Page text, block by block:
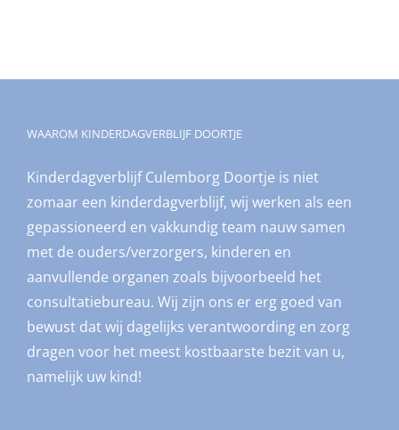
WAAROM KINDERDAGVERBLIJF DOORTJE
Kinderdagverblijf Culemborg Doortje is niet
zomaar een kinderdagverblijf, wij werken als een
gepassioneerd en vakkundig team nauw samen
met de ouders/verzorgers, kinderen en
aanvullende organen zoals bijvoorbeeld het
consultatiebureau. Wij zijn ons er erg goed van
bewust dat wij dagelijks verantwoording en zorg
dragen voor het meest kostbaarste bezit van u,
namelijk uw kind!